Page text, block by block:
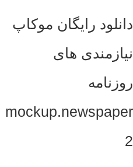
دانلود رایگان موکاپ
نیازمندی های
روزنامه
mockup.newspaper
2